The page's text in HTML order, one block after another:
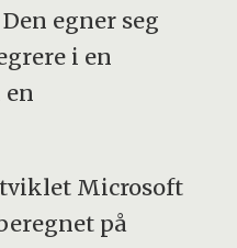
egner seg
i en
en
Microsoft
på